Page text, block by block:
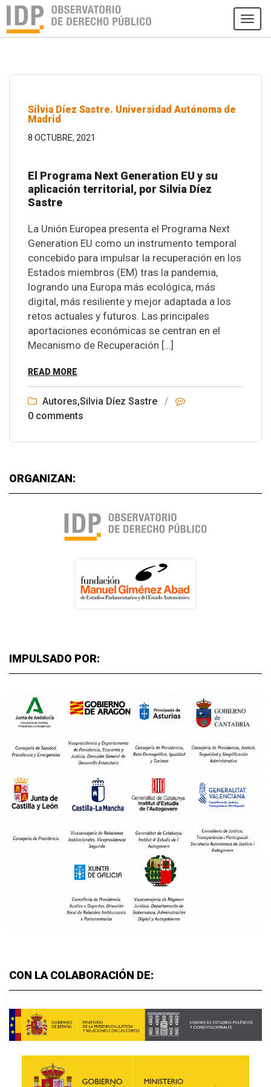
Silvia Díez Sastre. Universidad Autónoma de
Madrid
8 OCTUBRE, 2021
El Programa Next Generation EU y su
aplicación territorial, por Silvia Díez
Sastre
La Unión Europea presenta el Programa Next
Generation EU como un instrumento temporal
concebido para impulsar la recuperación en los
Estados miembros (EM) tras la pandemia,
logrando una Europa más ecológica, más
digital, más resiliente y mejor adaptada a los
retos actuales y futuros. Las principales
aportaciones económicas se centran en el
Mecanismo de Recuperación […]
READ MORE
Autores,Silvia Díez Sastre
/
0 comments
ORGANIZAN:
IMPULSADO POR:
CON LA COLABORACIÓN DE: